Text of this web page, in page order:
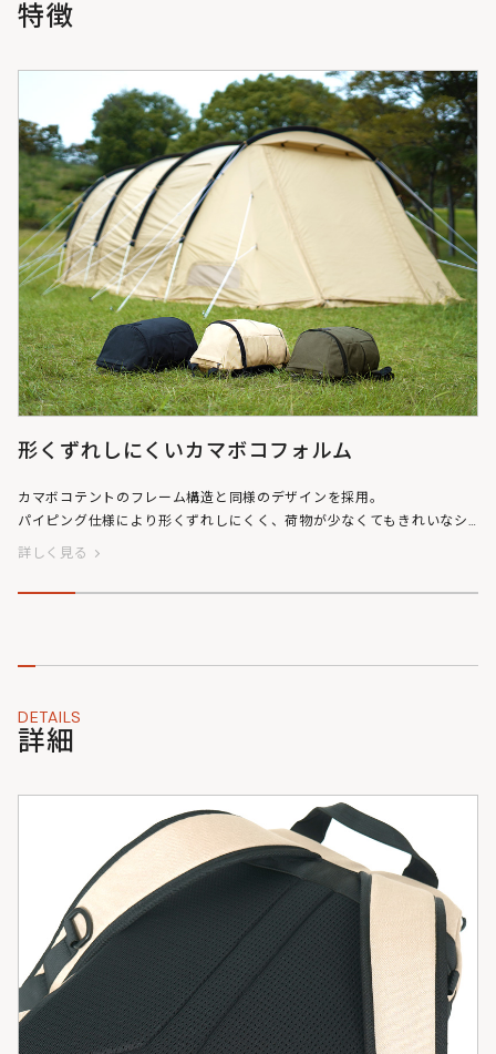
明の当たり具合などにより、実物の色味と異なって見えること
がございます。
特徴
形くずれしにくいカマボコフォルム
カマボコテントのフレーム構造と同様のデザインを採用。
パイピング仕様により形くずれしにくく、荷物が少なくてもきれいなシ
ルエットをキープしやすいです。
詳しく見る
DETAILS
詳細